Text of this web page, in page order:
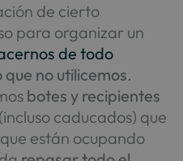
de cierto
para organizar un
de todo
que no utilicemos.
botes y recipientes
(incluso caducados) que
están ocupando